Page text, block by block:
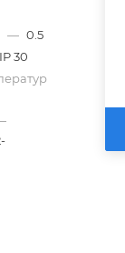
— 0.5
IP 30